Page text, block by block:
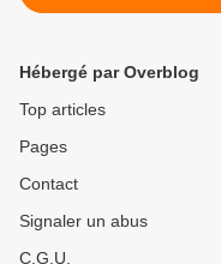
Hébergé par Overblog
Top articles
Pages
Contact
Signaler un abus
C.G.U.